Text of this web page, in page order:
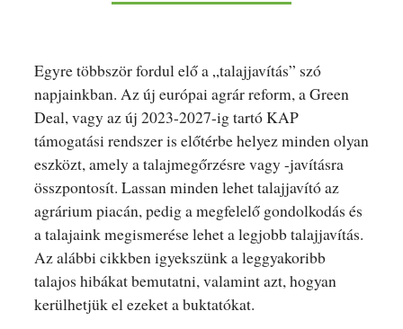
Egyre többször fordul elő a „talajjavítás” szó
napjainkban. Az új európai agrár reform, a Green
Deal, vagy az új 2023-2027-ig tartó KAP
támogatási rendszer is előtérbe helyez minden olyan
eszközt, amely a talajmegőrzésre vagy -javításra
összpontosít. Lassan minden lehet talajjavító az
agrárium piacán, pedig a megfelelő gondolkodás és
a talajaink megismerése lehet a legjobb talajjavítás.
Az alábbi cikkben igyekszünk a leggyakoribb
talajos hibákat bemutatni, valamint azt, hogyan
kerülhetjük el ezeket a buktatókat.